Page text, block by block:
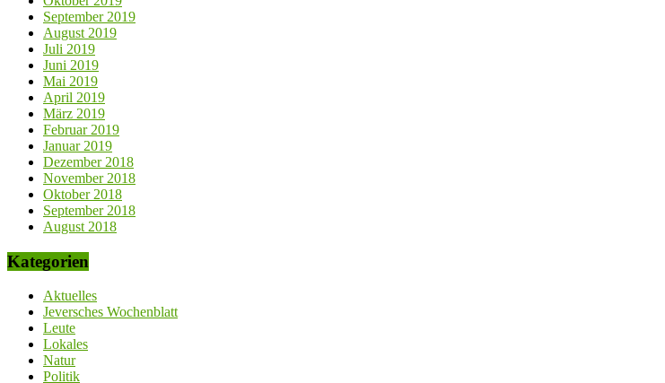
September 2019
August 2019
Juli 2019
Juni 2019
Mai 2019
April 2019
März 2019
Februar 2019
Januar 2019
Dezember 2018
November 2018
Oktober 2018
September 2018
August 2018
Kategorien
Aktuelles
Jeversches Wochenblatt
Leute
Lokales
Natur
Politik